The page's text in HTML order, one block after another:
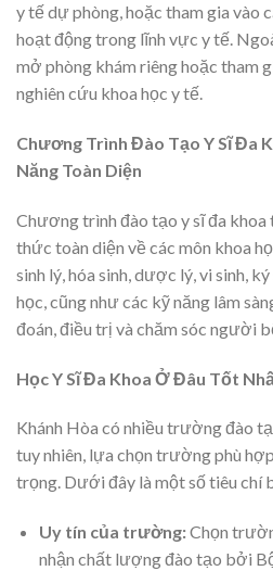
y tế dự phòng, hoặc tham gia vào
hoạt động trong lĩnh vực y tế.
mở phòng khám riêng hoặc tham
nghiên cứu khoa học y tế.
Chương Trình Đào Tạo Y Sĩ Đa
Năng Toàn Diện
Chương trình đào tạo y sĩ đa khoa
thức toàn diện về các môn khoa
sinh lý, hóa sinh, dược lý, vi sinh,
học, cũng như các kỹ năng lâm
đoán, điều trị và chăm sóc người
Học Y Sĩ Đa Khoa Ở Đâu Tốt
Khánh Hòa có nhiều trường đào
tuy nhiên, lựa chọn trường phù
trọng. Dưới đây là một số tiêu chí
Uy tín của trường:Chọn
nhận chất lượng đào tạo bởi